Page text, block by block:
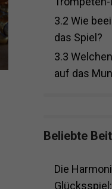
3.2 Wie
das Spiel?
3.3
auf das
Beliebte
Die